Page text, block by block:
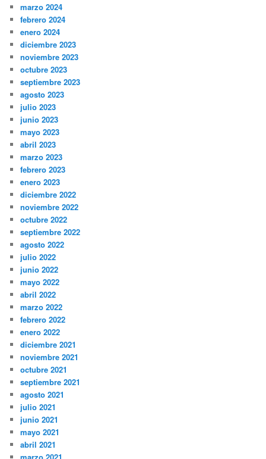
marzo 2024
febrero 2024
enero 2024
diciembre 2023
noviembre 2023
octubre 2023
septiembre 2023
agosto 2023
julio 2023
junio 2023
mayo 2023
abril 2023
marzo 2023
febrero 2023
enero 2023
diciembre 2022
noviembre 2022
octubre 2022
septiembre 2022
agosto 2022
julio 2022
junio 2022
mayo 2022
abril 2022
marzo 2022
febrero 2022
enero 2022
diciembre 2021
noviembre 2021
octubre 2021
septiembre 2021
agosto 2021
julio 2021
junio 2021
mayo 2021
abril 2021